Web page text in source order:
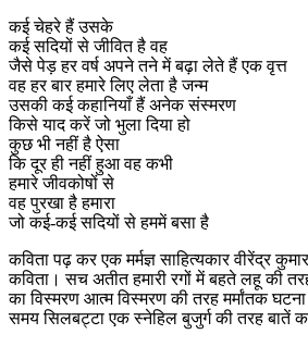
कई चेहरे हैं उसके
कई सदियों से जीवित है वह
जैसे पेड़ हर वर्ष अपने तने में बढ़ा लेते हैं एक वृत्त
वह हर बार हमारे लिए लेता है जन्म
उसकी कई कहानियाँ हैं अनेक संस्मरण
किसे याद करें जो भुला दिया हो
कुछ भी नहीं है ऐसा
कि दूर ही नहीं हुआ वह कभी
हमारे जीवकोषों से
वह पुरखा है हमारा
जो कई-कई सदियों से हममें बसा है
कविता पढ़ कर एक मर्मज्ञ साहित्यकार वीरेंद्र
कविता। सच अतीत हमारी रगों में बहते लहू की
का विस्मरण आत्म विस्मरण की तरह मर्मांतक
समय सिलबट्टा एक स्नेहिल बुजुर्ग की तरह बातें